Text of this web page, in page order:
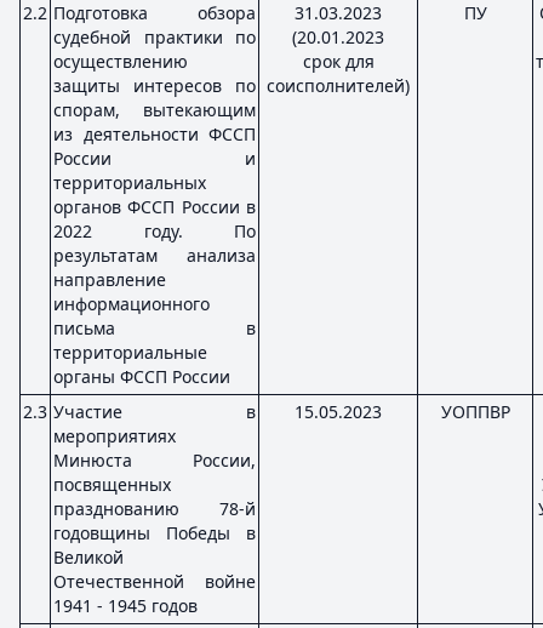
2.2 Подготовка обзора
судебной практики по
осуществлению
защиты интересов по
спорам, вытекающим
из деятельности ФССП
России и
территориальных
органов ФССП России в
2022 году. По
результатам анализа
направление
информационного
письма в
территориальные
органы ФССП России
31.03.2023
(20.01.2023
срок для
соисполнителей)
ПУ
2.3 Участие в
мероприятиях
Минюста России,
посвященных
празднованию 78-й
годовщины Победы в
Великой
Отечественной войне
1941 - 1945 годов
15.05.2023 УОППВР